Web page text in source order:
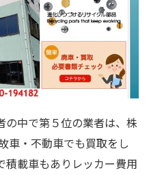
中で第５位の業者は、株
車・不動車でも買取をし
積載車もありレッカー費用